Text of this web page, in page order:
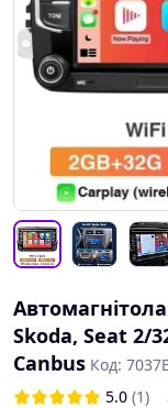
Skoda, Seat 2/
Canbus Код:
5.0 (1)